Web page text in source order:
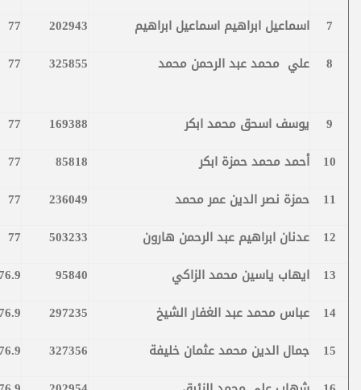
7
اسماعيل ابراهيم اسماعيل ابراهيم 202943
77
8
علي محمد عبد الرحمن محمد 325855
77
9 يوسف اسحق محمد ابكر 169388
77
10
أحمد محمد حمزة ابكر 85818
77
11
حمزة نصر الدين عمر محمد 236049
77
12
عدنان ابراهيم عبد الرحمن هارون 503233
77
13
ايهاب ياسين محمد الزاكي 95840
14
عباس محمد عبد الغفار الشيخ 297235
15
جمال الدين محمد عثمان خليفة 327356